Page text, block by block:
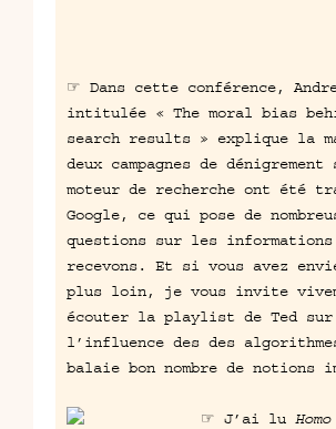
☞ Dans cette conférence,
intitulée « The moral bias
search results » explique la
deux campagnes de
moteur de recherche ont été
Google, ce qui pose de
questions sur les informations
recevons. Et si vous avez
plus loin, je vous invite
écouter la playlist de Ted sur
l’influence des des
balaie bon nombre de notions
☞ J’ai lu